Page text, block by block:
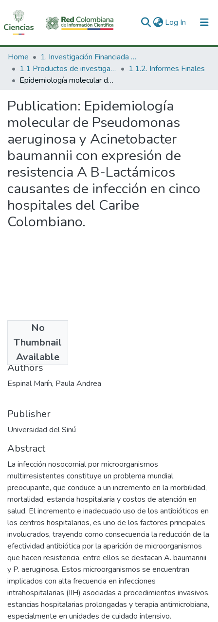
Log In (current)
Communities & Collections
All of DSpace
Home
1. Investigación Financiada con Recursos Públicos
1.1 Productos de investigación
1.1.2. Informes Finales
Epidemiología molecular de Pseudomonas aeruginosa y Acinetobacter baumannii con expresión de resistencia A B-Lactámicos causantes de infección en cinco hospitales del Caribe Colombiano.
Publication: Epidemiología
molecular de Pseudomonas
aeruginosa y Acinetobacter
baumannii con expresión de
resistencia A B-Lactámicos
causantes de infección en cinco
hospitales del Caribe
Colombiano.
No
Thumbnail
Available
2009-08-21
Authors
Espinal Marín, Paula Andrea
Publisher
Universidad del Sinú
Abstract
La infección nosocomial por microorganismos
multirresistentes constituye un problema mundial
preocupante, que conduce a un incremento en la morbilidad,
mortalidad, estancia hospitalaria y costos de atención en
salud. El incremento e inadecuado uso de los antibióticos en
los centros hospitalarios, es uno de los factores principales
involucrados, trayendo como consecuencia la reducción de la
efectividad antibiótica por la aparición de microorganismos
que hacen resistencia, entre ellos se destacan A. baumannii
y P. aeruginosa. Estos microorganismos se encuentran
implicados con alta frecuencia en infecciones
intrahospitalarias (IIH) asociadas a procedimientos invasivos,
estancias hospitalarias prolongadas y terapia antimicrobiana,
especialmente en unidades de cuidado intensivo.